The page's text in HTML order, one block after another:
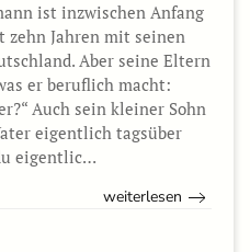
ist inzwischen Anfang
Jahren mit seinen
Aber seine Eltern
er beruflich macht:
Auch sein kleiner Sohn
eigentlich tagsüber
eigentlic…
weiterlesen